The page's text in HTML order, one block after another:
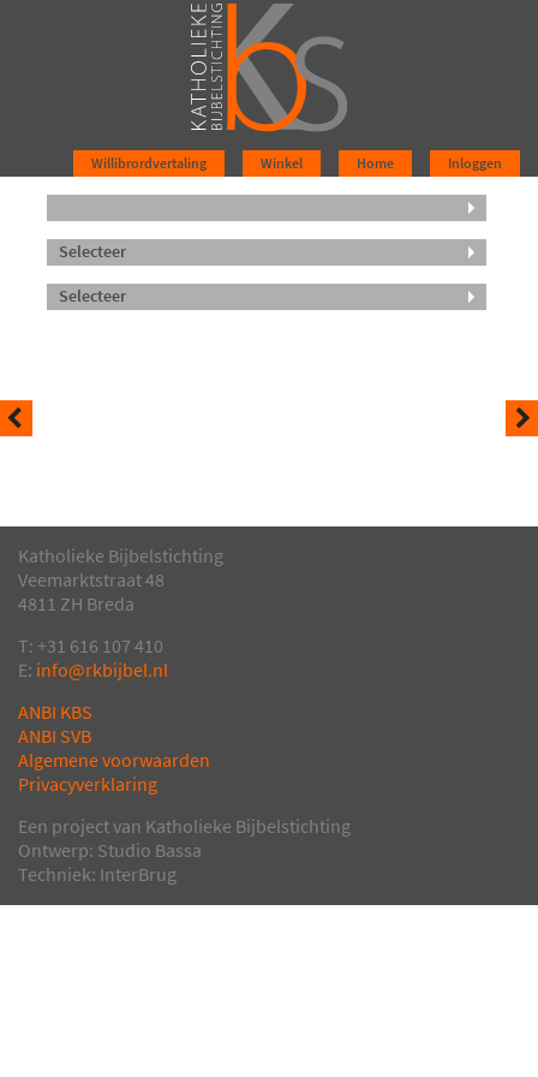
Inloggen
Home
Winkel
Willibrordvertaling
Selecteer
Selecteer
Katholieke Bijbelstichting
Veemarktstraat 48
4811 ZH Breda
T: +31 616 107 410
E: info@rkbijbel.nl
ANBI KBS
ANBI SVB
Algemene voorwaarden
Privacyverklaring
Een project van Katholieke Bijbelstichting
Ontwerp: Studio Bassa
Techniek: InterBrug